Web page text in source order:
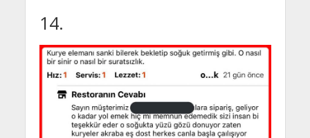
14.